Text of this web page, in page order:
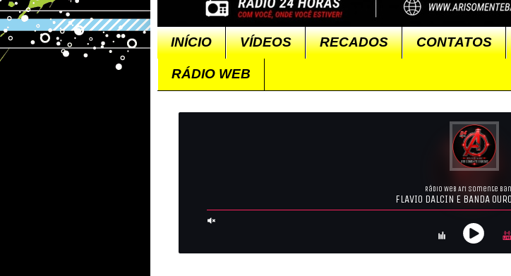
INÍCIO VÍDEOS RECADOS CONTATOS
RÁDIO WEB